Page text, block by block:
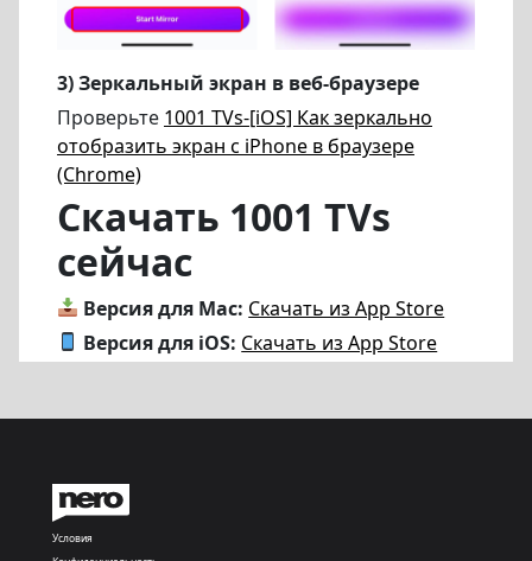
3) Зеркальный экран в веб-браузере
Проверьте 1001 TVs-[iOS] Как зеркально
отобразить экран с iPhone в браузере
(Chrome)
Скачать 1001 TVs
сейчас
Версия для Mac: Скачать из App Store
Версия для iOS: Скачать из App Store
Условия